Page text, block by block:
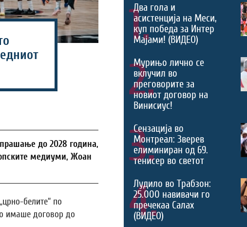
до 2028 година,
медиуми, Жоан
белите“ по
имаше договор до
1.
Два гола и
асистенција на Меси,
куп победа за Интер
Мајами! (ВИДЕО)
2.
Мурињо лично се
вклучил во
преговорите за
новиот договор на
Винисиус!
3.
Сензација во
Монтреал: Зверев
елиминиран од 69.
тенисер во светот
4.
Лудило во Трабзон:
25.000 навивачи го
пречекаа Салах
(ВИДЕО)